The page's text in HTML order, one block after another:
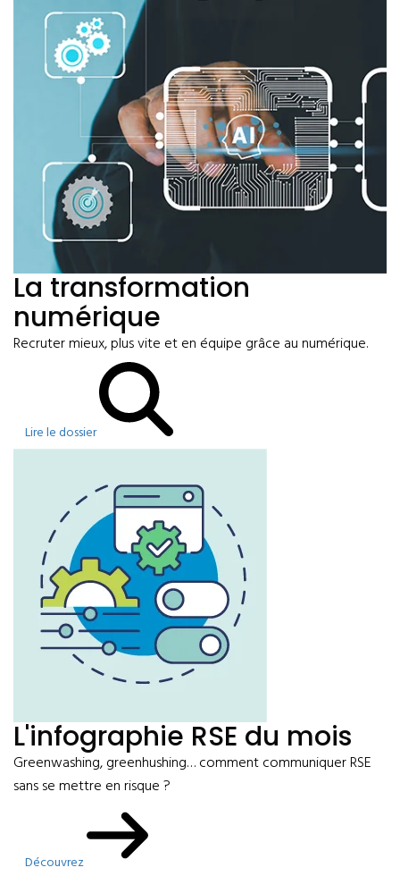
La transformation
numérique
Recruter mieux, plus vite et en équipe grâce au numérique.
Lire le dossier
L'infographie RSE du mois
Greenwashing, greenhushing… comment communiquer RSE
sans se mettre en risque ?
Découvrez